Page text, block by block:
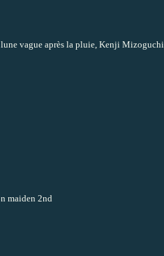
vague après la pluie, Kenji Mizoguchi
maiden 2nd